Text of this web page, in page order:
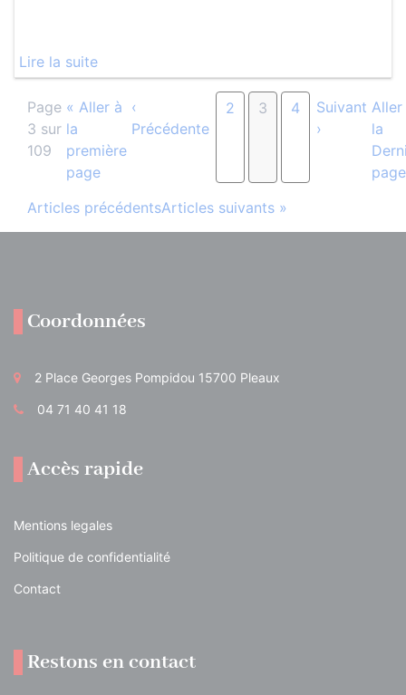
Lire la suite
Page
3 sur
109
« Aller à
la
première
page
‹
Précédente
2 3 4
Suivant
›
Aller
la
Articles précédentsArticles suivants »
Coordonnées
2 Place Georges Pompidou 15700 Pleaux
04 71 40 41 18
Accès rapide
Mentions legales
Politique de confidentialité
Contact
Restons en contact